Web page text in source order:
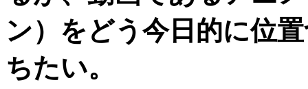
ン）をどう今日的に位
ちたい。